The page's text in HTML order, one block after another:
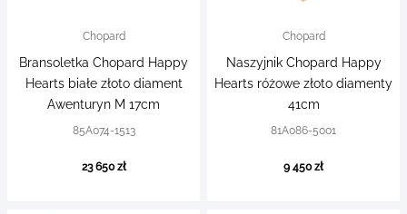
Chopard
Bransoletka Chopard Happy
Hearts białe złoto diament
Awenturyn M 17cm
85A074-1513
23 650 zł
Chopard
Naszyjnik Chopard Happy
Hearts różowe złoto diamenty
41cm
81A086-5001
9 450 zł